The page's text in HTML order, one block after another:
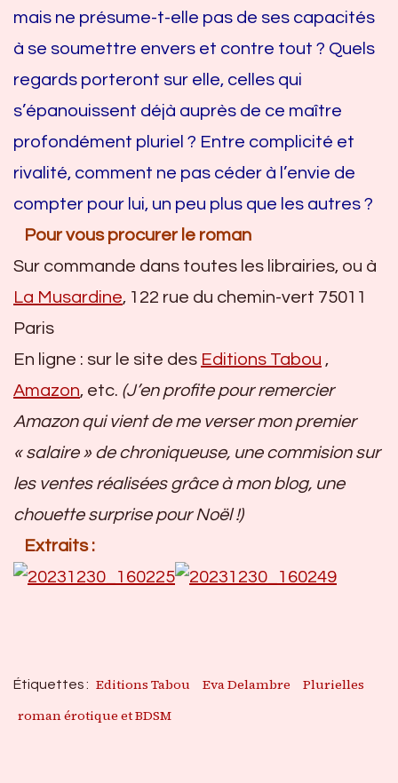
mais ne présume-t-elle pas de ses capacités
à se soumettre envers et contre tout ? Quels
regards porteront sur elle, celles qui
s’épanouissent déjà auprès de ce maître
profondément pluriel ? Entre complicité et
rivalité, comment ne pas céder à l’envie de
compter pour lui, un peu plus que les autres ?
Pour vous procurer le roman
Sur commande dans toutes les librairies, ou à
La Musardine, 122 rue du chemin-vert 75011
Paris
En ligne : sur le site des Editions Tabou ,
Amazon, etc. (J’en profite pour remercier
Amazon qui vient de me verser mon premier
« salaire » de chroniqueuse, une commision sur
les ventes réalisées grâce à mon blog, une
chouette surprise pour Noël !)
Extraits :
Étiquettes : Editions Tabou Eva Delambre
Plurielles
roman érotique et BDSM